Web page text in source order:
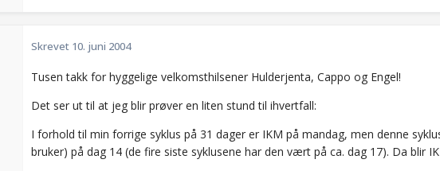
Skrevet 10. juni 2004
Tusen takk for hyggelige velkomsthilsener Hulderjenta, Cappo og Engel!
Det ser ut til at jeg blir prøver en liten stund til ihvertfall:
I forhold til min forrige syklus på 31 dager er IKM på mandag, men denne
bruker) på dag 14 (de fire siste syklusene har den vært på ca. dag 17). Da blir